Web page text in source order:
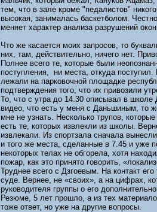
тем, что в зале кроме "педалистов"
высокая, занималась баскетболом.
меняет характер анализа разрушений
Что же касается моих запросов, то
них, там, действительно, ничего нет.
Полнее всего те, которые были
поступления, ни места, откуда
лежали на парковочной площадке
подтверждения того, что их привозили
То, что с утра до 14.30 описывал в
видео, что есть у меня с Даньшиным, то
мне не узнать. Несколько трупов,
есть те, которых извлекли из школы.
извлекали. Из спортзала сначала
и того же места, сделанные в 7.45 и уже
некоторых телах не обгорела, хотя
пожар, как это принято говорить,
Труднее всего с Дзгоевым. На контакт
суде. Вернее, не «своих», а на цифрах,
руководителя группы о его
Резюме, 5 лет прошло, а из тех
тоже ответ, но уже на другие вопросы.